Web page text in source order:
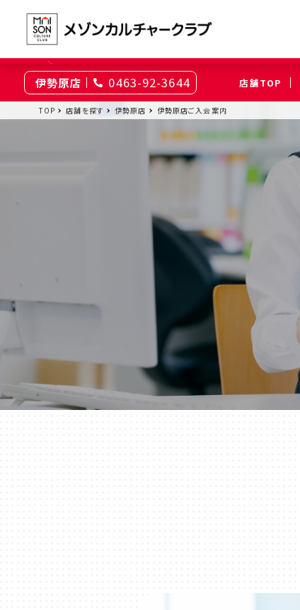
東京
綾瀬 大井町
（品川区）
相模原
（相模原市南区）
浦和
（さいたま市浦和区）
（千葉市中央区）
伊勢原店 0463-92-3644 店舗TOP
TOP 店舗を探す 伊勢原店 伊勢原店ご入会案内